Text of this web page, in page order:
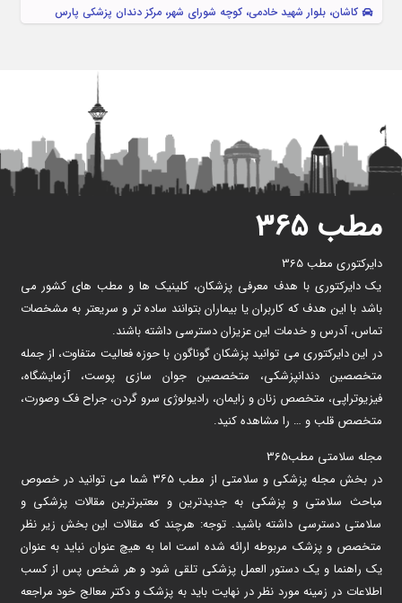
کاشان، بلوار شهید خادمی، کوچه شورای شهر، مرکز دندان پزشکی پارس
مطب ۳۶۵
دایرکتوری مطب 365
یک دایرکتوری با هدف معرفی پزشکان، کلینیک ها و مطب های کشور می
باشد با این هدف که کاربران یا بیماران بتوانند ساده تر و سریعتر به مشخصات
تماس، آدرس و خدمات این عزیزان دسترسی داشته باشند.
در این دایرکتوری می توانید پزشکان گوناگون با حوزه فعالیت متفاوت، از جمله
متخصصین دندانپزشکی، متخصصین جوان سازی پوست، آزمایشگاه،
فیزیوتراپی، متخصص زنان و زایمان، رادیولوژی سرو گردن، جراح فک وصورت،
متخصص قلب و … را مشاهده کنید.
مجله سلامتی مطب365
در بخش مجله پزشکی و سلامتی از مطب ۳۶۵ شما می توانید در خصوص
مباحث سلامتی و پزشکی به جدیدترین و معتبرترین مقالات پزشکی و
سلامتی دسترسی داشته باشید. توجه: هرچند که مقالات این بخش زیر نظر
متخصص و پزشک مربوطه ارائه شده است اما به هیچ عنوان نباید به عنوان
یک راهنما و یک دستور العمل پزشکی تلقی شود و هر شخص پس از کسب
اطلاعات در زمینه مورد نظر در نهایت باید به پزشک و دکتر معالج خود مراجعه